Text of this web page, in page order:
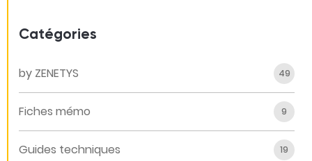
Catégories
by ZENETYS 49
Fiches mémo 9
Guides techniques 19